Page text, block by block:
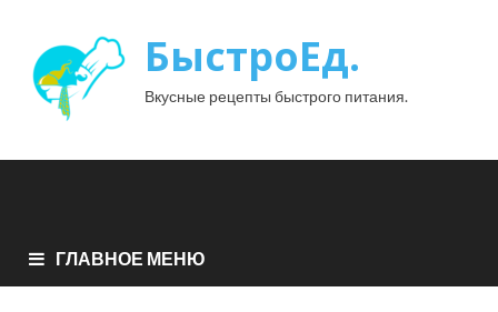
БыстроЕд.
Вкусные рецепты быстрого питания.
ГЛАВНОЕ МЕНЮ